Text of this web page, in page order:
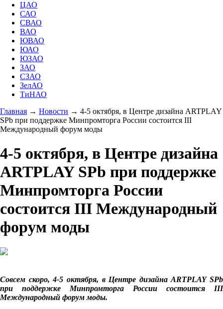
ЦАО
САО
СВАО
ВАО
ЮВАО
ЮАО
ЮЗАО
ЗАО
СЗАО
ЗелАО
ТиНАО
Главная → Новости → 4-5 октября, в Центре дизайна ARTPLAY
SPb при поддержке Минпромторга России состоится III
Международный форум моды
4-5 октября, в Центре дизайна
ARTPLAY SPb при поддержке
Минпромторга России
состоится III Международный
форум моды
Совсем скоро, 4-5 октября, в Центре дизайна ARTPLAY SPb
при поддержке Минпромторга России состоится III
Международный форум моды.